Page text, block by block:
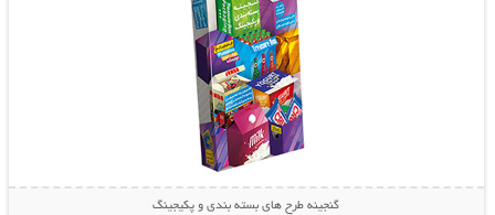
گنجینه طرح های بسته بندی و پکیجینگ